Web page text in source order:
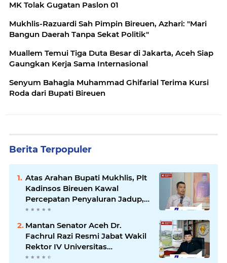
MK Tolak Gugatan Paslon 01
Mukhlis-Razuardi Sah Pimpin Bireuen, Azhari: "Mari
Bangun Daerah Tanpa Sekat Politik"
Muallem Temui Tiga Duta Besar di Jakarta, Aceh Siap
Gaungkan Kerja Sama Internasional
Senyum Bahagia Muhammad Ghifarial Terima Kursi
Roda dari Bupati Bireuen
Berita Terpopuler
Atas Arahan Bupati Mukhlis, Plt
Kadinsos Bireuen Kawal
Percepatan Penyaluran Jadup,
Intens Berkoordinasi dengan
Mantan Senator Aceh Dr.
Fachrul Razi Resmi Jabat Wakil
Rektor IV Universitas
Kartamulia Purwakarta